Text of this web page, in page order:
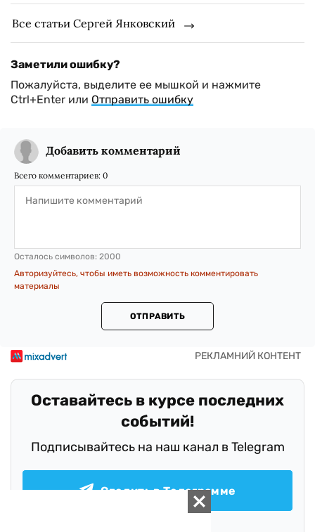
Все статьи Сергей Янковский
Заметили ошибку?
Пожалуйста, выделите ее мышкой и нажмите
Ctrl+Enter или Отправить ошибку
Добавить комментарий
Всего комментариев: 0
Осталось символов: 2000
Авторизуйтесь, чтобы иметь возможность комментировать
материалы
ОТПРАВИТЬ
Оставайтесь в курсе последних
событий!
Подписывайтесь на наш канал в Telegram
Следить в Телеграмме